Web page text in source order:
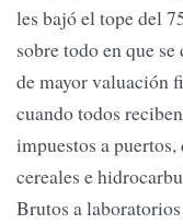
les bajó el tope del
sobre todo en que
de mayor valuación
cuando todos
impuestos a
cereales e
Brutos a laboratorios